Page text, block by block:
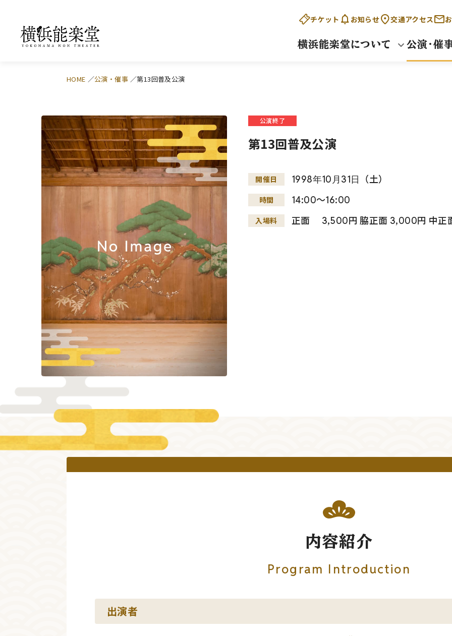
チケット お知らせ 交通アクセス
横浜能楽堂について 公演・催
HOME 公演・催事 第13回普及公演
公演終了
第13回普及公演
開催日 1998年10 月 31日 （土）
時間 14:00～16:00
入場料 正面 3,500円 脇正面 3,000円 中正
内容紹介
Program Introduction
出演者